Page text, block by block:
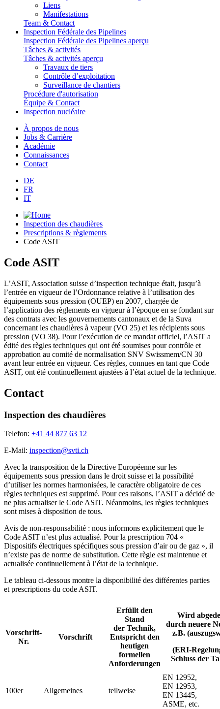
Liens
Manifestations
Team & Contact
Inspection Fédérale des Pipelines
Inspection Fédérale des Pipelines aperçu
Tâches & activités
Tâches & activités aperçu
Travaux de tiers
Contrôle d’exploitation
Surveillance de chantiers
Procédure d'autorisation
Équipe & Contact
Inspection nucléaire
À propos de nous
Jobs & Carrière
Académie
Connaissances
Contact
DE
FR
IT
Inspection des chaudières
Prescriptions & règlements
Code ASIT
Code ASIT
L’ASIT, Association suisse d’inspection technique était, jusqu’à
l’entrée en vigueur de l’Ordonnance relative à l’utilisation des
équipements sous pression (OUEP) en 2007, chargée de
l’application des règlements en vigueur à l’époque en se fondant sur
des contrats avec les gouvernements cantonaux et de la Suva
concernant les chaudières à vapeur (VO 25) et les récipients sous
pression (VO 38). Pour l’exécution de ce mandat officiel, l’ASIT a
édité des règles techniques qui ont été soumises pour contrôle et
approbation au comité de normalisation SNV Swissmem/CN 30
avant leur entrée en vigueur. Ces règles, connues en tant que Code
ASIT, ont été continuellement ajustées à l’état actuel de la technique.
Contact
Inspection des chaudières
Telefon: +41 44 877 63 12
E-Mail: inspection@svti.ch
Avec la transposition de la Directive Européenne sur les
équipements sous pression dans le droit suisse et la possibilité
d’utiliser les normes harmonisées, le caractère obligatoire de ces
règles techniques est supprimé. Pour ces raisons, l’ASIT a décidé de
ne plus actualiser le Code ASIT. Néanmoins, les règles techniques
sont mises à disposition de tous.
Avis de non-responsabilité : nous informons explicitement que le
Code ASIT n’est plus actualisé. Pour la prescription 704 «
Dispositifs électriques spécifiques sous pression d’air ou de gaz », il
n’existe pas de norme de substitution. Cette règle est maintenue et
actualisée continuellement à l’état de la technique.
Le tableau ci-dessous montre la disponibilité des différentes parties
et prescriptions du code ASIT.
Vorschrift-
Nr.
Vorschrift
Erfüllt den
Stand
der Technik,
Entspricht den
heutigen
formellen
Anforderungen
Wird
durch neuere
z.B.
(ERI-
Schluss der
100er Allgemeines teilweise
EN 12952,
EN 12953,
EN 13445,
ASME, etc.